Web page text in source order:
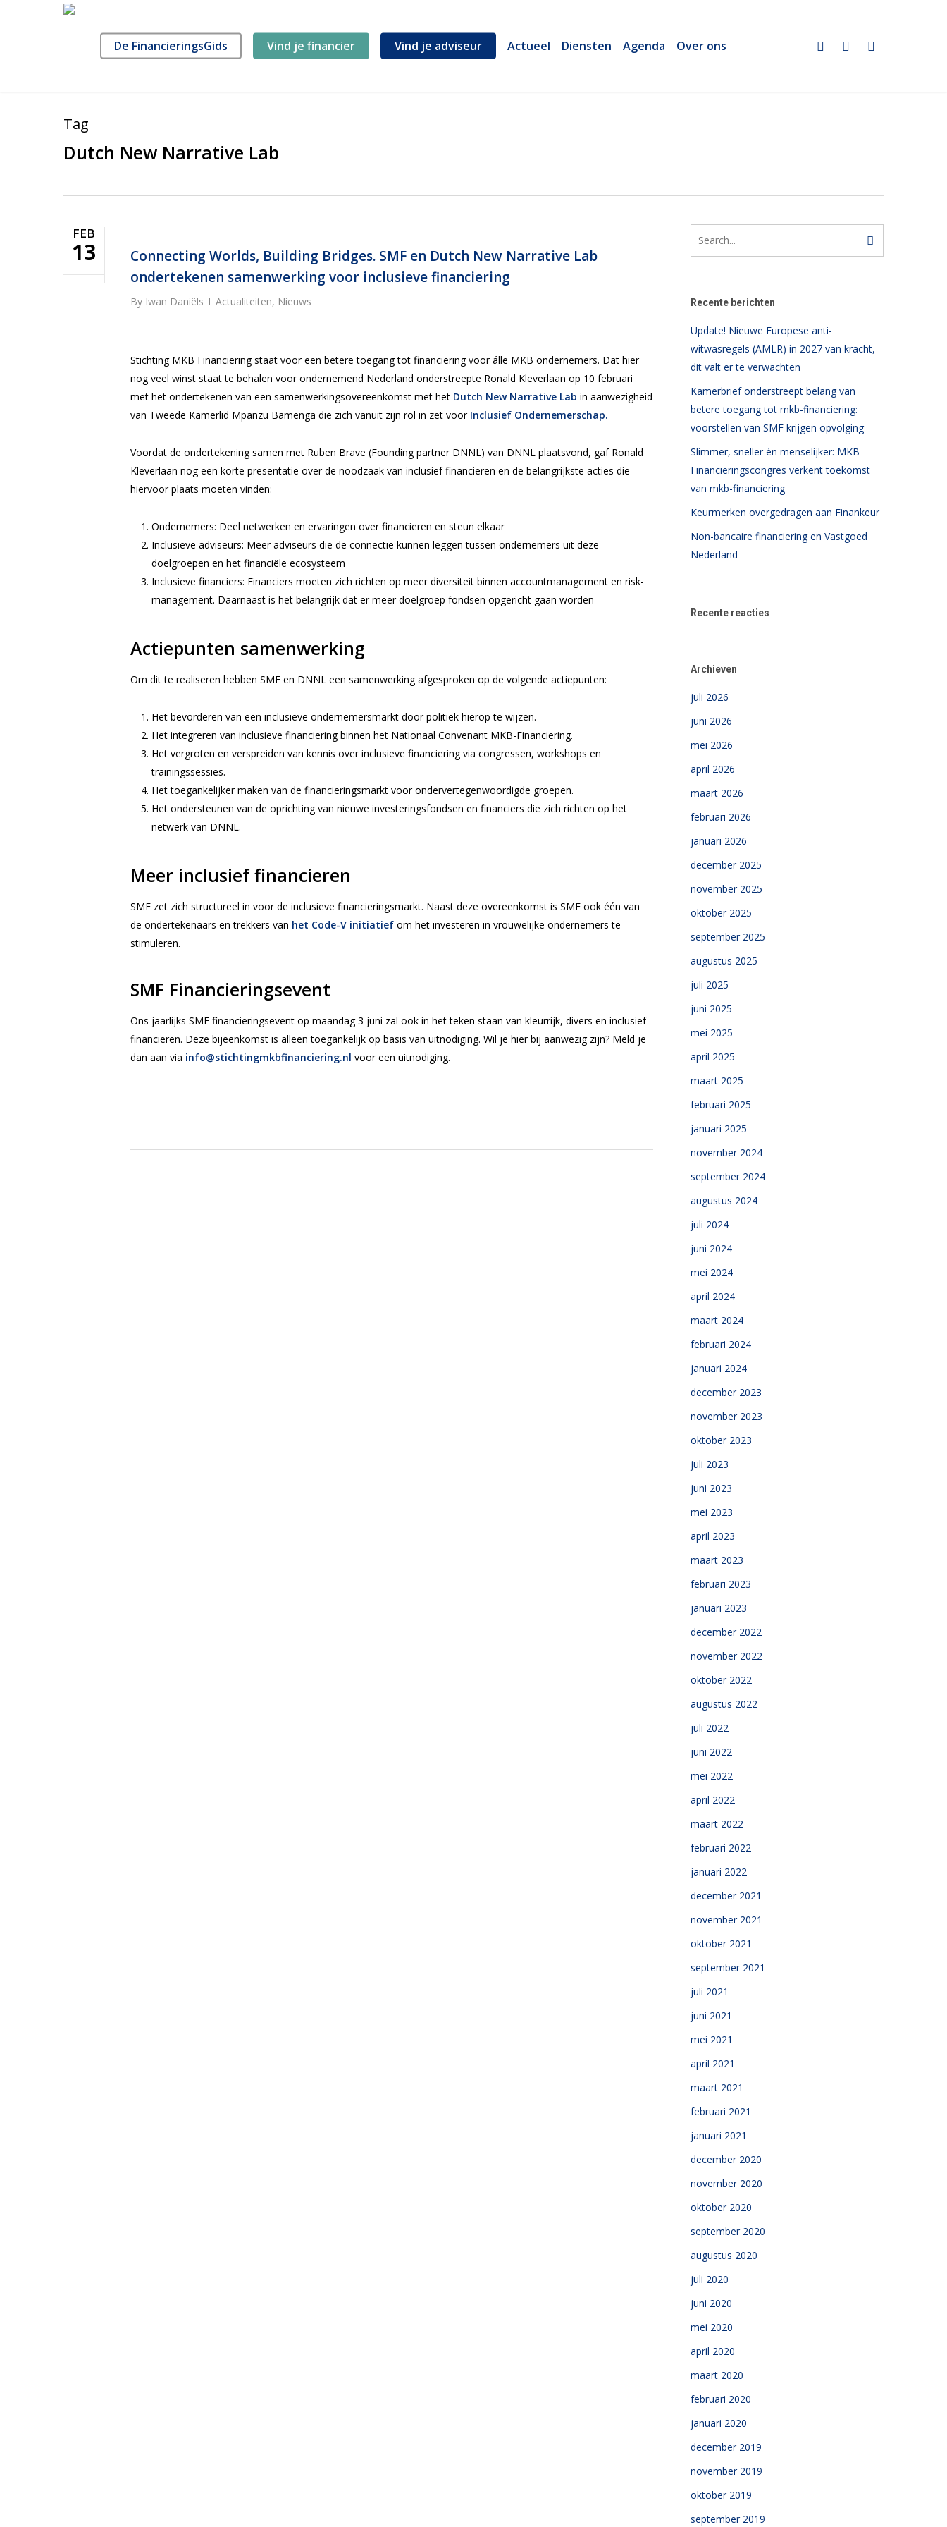
De FinancieringsGids Vind je financier Vind je adviseur Actueel Diensten Agenda Over ons twitterlinkedin
email
Tag
Dutch New Narrative Lab
FEB
13
Connecting Worlds, Building Bridges. SMF en Dutch New Narrative Lab
ondertekenen samenwerking voor inclusieve financiering
By Iwan Daniëls Actualiteiten, Nieuws
Stichting MKB Financiering staat voor een betere toegang tot financiering voor álle MKB ondernemers. Dat hier
nog veel winst staat te behalen voor ondernemend Nederland onderstreepte Ronald Kleverlaan op 10 februari
met het ondertekenen van een samenwerkingsovereenkomst met het Dutch New Narrative Lab in aanwezigheid
van Tweede Kamerlid Mpanzu Bamenga die zich vanuit zijn rol in zet voor Inclusief Ondernemerschap.
Voordat de ondertekening samen met Ruben Brave (Founding partner DNNL) van DNNL plaatsvond, gaf Ronald
Kleverlaan nog een korte presentatie over de noodzaak van inclusief financieren en de belangrijkste acties die
hiervoor plaats moeten vinden:
Ondernemers: Deel netwerken en ervaringen over financieren en steun elkaar
Inclusieve adviseurs: Meer adviseurs die de connectie kunnen leggen tussen ondernemers uit deze
doelgroepen en het financiële ecosysteem
Inclusieve financiers: Financiers moeten zich richten op meer diversiteit binnen accountmanagement en risk-
management. Daarnaast is het belangrijk dat er meer doelgroep fondsen opgericht gaan worden
Actiepunten samenwerking
Om dit te realiseren hebben SMF en DNNL een samenwerking afgesproken op de volgende actiepunten:
Het bevorderen van een inclusieve ondernemersmarkt door politiek hierop te wijzen.
Het integreren van inclusieve financiering binnen het Nationaal Convenant MKB-Financiering.
Het vergroten en verspreiden van kennis over inclusieve financiering via congressen, workshops en
trainingssessies.
Het toegankelijker maken van de financieringsmarkt voor ondervertegenwoordigde groepen.
Het ondersteunen van de oprichting van nieuwe investeringsfondsen en financiers die zich richten op het
netwerk van DNNL.
Meer inclusief financieren
SMF zet zich structureel in voor de inclusieve financieringsmarkt. Naast deze overeenkomst is SMF ook één van
de ondertekenaars en trekkers van het Code-V initiatief om het investeren in vrouwelijke ondernemers te
stimuleren.
SMF Financieringsevent
Ons jaarlijks SMF financieringsevent op maandag 3 juni zal ook in het teken staan van kleurrijk, divers en inclusief
financieren. Deze bijeenkomst is alleen toegankelijk op basis van uitnodiging. Wil je hier bij aanwezig zijn? Meld je
dan aan via info@stichtingmkbfinanciering.nl voor een uitnodiging.
Recente berichten
Update! Nieuwe Europese anti-
witwasregels (AMLR) in 2027 van kracht,
dit valt er te verwachten
Kamerbrief onderstreept belang van
betere toegang tot mkb-financiering:
voorstellen van SMF krijgen opvolging
Slimmer, sneller én menselijker: MKB
Financieringscongres verkent toekomst
van mkb-financiering
Keurmerken overgedragen aan Finankeur
Non-bancaire financiering en Vastgoed
Nederland
Recente reacties
Archieven
juli 2026
juni 2026
mei 2026
april 2026
maart 2026
februari 2026
januari 2026
december 2025
november 2025
oktober 2025
september 2025
augustus 2025
juli 2025
juni 2025
mei 2025
april 2025
maart 2025
februari 2025
januari 2025
november 2024
september 2024
augustus 2024
juli 2024
juni 2024
mei 2024
april 2024
maart 2024
februari 2024
januari 2024
december 2023
november 2023
oktober 2023
juli 2023
juni 2023
mei 2023
april 2023
maart 2023
februari 2023
januari 2023
december 2022
november 2022
oktober 2022
augustus 2022
juli 2022
juni 2022
mei 2022
april 2022
maart 2022
februari 2022
januari 2022
december 2021
november 2021
oktober 2021
september 2021
juli 2021
juni 2021
mei 2021
april 2021
maart 2021
februari 2021
januari 2021
december 2020
november 2020
oktober 2020
september 2020
augustus 2020
juli 2020
juni 2020
mei 2020
april 2020
maart 2020
februari 2020
januari 2020
december 2019
november 2019
oktober 2019
september 2019